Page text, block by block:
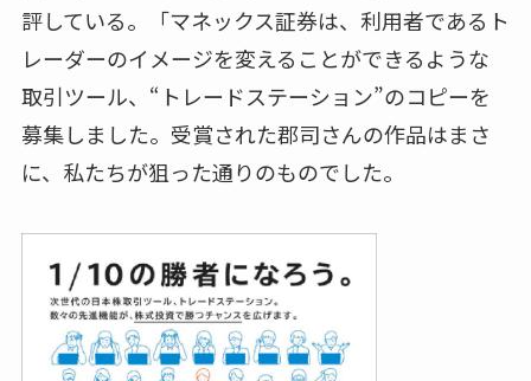
評している。「マネックス証券は、利用者であるト
レーダーのイメージを変えることができるような
取引ツール、“トレードステーション”のコピーを
募集しました。受賞された郡司さんの作品はまさ
に、私たちが狙った通りのものでした。